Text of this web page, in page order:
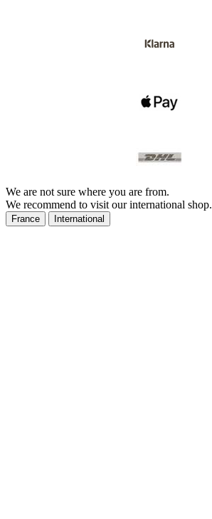
We are not sure where you are from.
We recommend to visit our international shop.
France International